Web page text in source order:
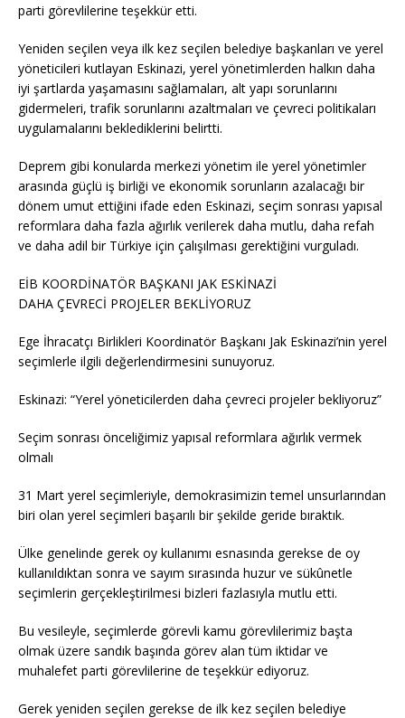
parti görevlilerine teşekkür etti.
Yeniden seçilen veya ilk kez seçilen belediye başkanları ve yerel
yöneticileri kutlayan Eskinazi, yerel yönetimlerden halkın daha
iyi şartlarda yaşamasını sağlamaları, alt yapı sorunlarını
gidermeleri, trafik sorunlarını azaltmaları ve çevreci politikaları
uygulamalarını beklediklerini belirtti.
Deprem gibi konularda merkezi yönetim ile yerel yönetimler
arasında güçlü iş birliği ve ekonomik sorunların azalacağı bir
dönem umut ettiğini ifade eden Eskinazi, seçim sonrası yapısal
reformlara daha fazla ağırlık verilerek daha mutlu, daha refah
ve daha adil bir Türkiye için çalışılması gerektiğini vurguladı.
EİB KOORDİNATÖR BAŞKANI JAK ESKİNAZİ
DAHA ÇEVRECİ PROJELER BEKLİYORUZ
Ege İhracatçı Birlikleri Koordinatör Başkanı Jak Eskinazi’nin yerel
seçimlerle ilgili değerlendirmesini sunuyoruz.
Eskinazi: “Yerel yöneticilerden daha çevreci projeler bekliyoruz”
Seçim sonrası önceliğimiz yapısal reformlara ağırlık vermek
olmalı
31 Mart yerel seçimleriyle, demokrasimizin temel unsurlarından
biri olan yerel seçimleri başarılı bir şekilde geride bıraktık.
Ülke genelinde gerek oy kullanımı esnasında gerekse de oy
kullanıldıktan sonra ve sayım sırasında huzur ve sükûnetle
seçimlerin gerçekleştirilmesi bizleri fazlasıyla mutlu etti.
Bu vesileyle, seçimlerde görevli kamu görevlilerimiz başta
olmak üzere sandık başında görev alan tüm iktidar ve
muhalefet parti görevlilerine de teşekkür ediyoruz.
Gerek yeniden seçilen gerekse de ilk kez seçilen belediye